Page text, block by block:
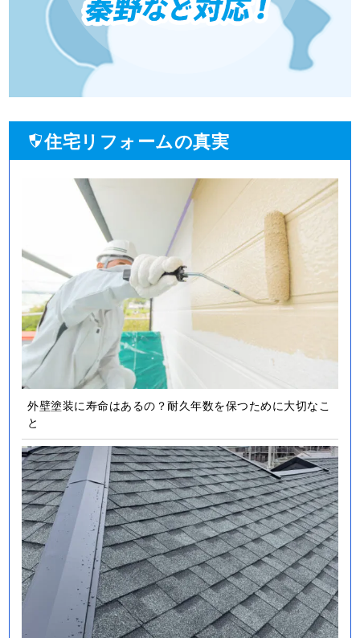
住宅リフォームの真実
外壁塗装に寿命はあるの？耐久年数を保つために大切なこ
と